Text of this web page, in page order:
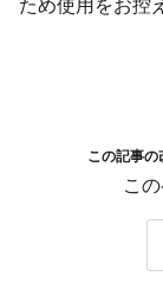
ため使用をお控
この記事の
こ